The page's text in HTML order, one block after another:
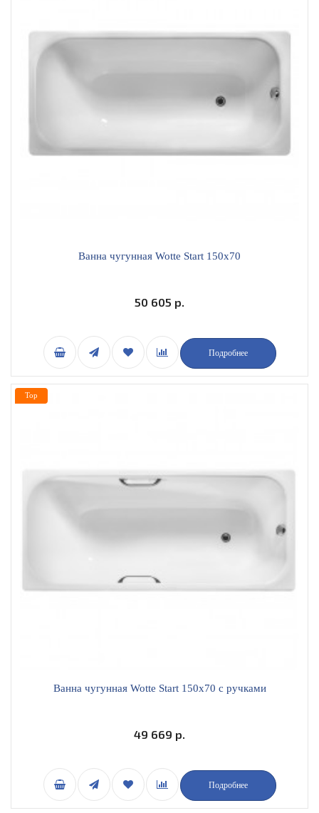
Ванна чугунная Wotte Start 150x70
50 605 р.
Подробнее
Ванна чугунная Wotte Start 150x70 с ручками
49 669 р.
Подробнее
Top